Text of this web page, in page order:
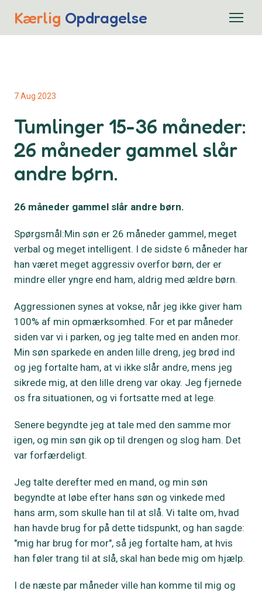
Kærlig Opdragelse
7 Aug 2023
Tumlinger 15-36 måneder:
26 måneder gammel slår
andre børn.
26 måneder gammel slår andre børn.
Spørgsmål:Min søn er 26 måneder gammel, meget
verbal og meget intelligent. I de sidste 6 måneder har
han været meget aggressiv overfor børn, der er
mindre eller yngre end ham, aldrig med ældre børn.
Aggressionen synes at vokse, når jeg ikke giver ham
100% af min opmærksomhed. For et par måneder
siden var vi i parken, og jeg talte med en anden mor.
Min søn sparkede en anden lille dreng, jeg brød ind
og jeg fortalte ham, at vi ikke slår andre, mens jeg
sikrede mig, at den lille dreng var okay. Jeg fjernede
os fra situationen, og vi fortsatte med at lege.
Senere begyndte jeg at tale med den samme mor
igen, og min søn gik op til drengen og slog ham. Det
var forfærdeligt.
Jeg talte derefter med en mand, og min søn
begyndte at løbe efter hans søn og vinkede med
hans arm, som skulle han til at slå. Vi talte om, hvad
han havde brug for på dette tidspunkt, og han sagde:
"mig har brug for mor", så jeg fortalte ham, at hvis
han føler trang til at slå, skal han bede mig om hjælp.
I de næste par måneder ville han komme til mig og